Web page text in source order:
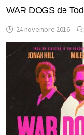
WAR DOGS de
24 novembre 2016